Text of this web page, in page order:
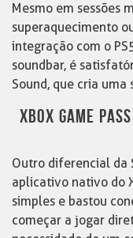
Mesmo em sessões
superaquecimento
integração com o
soundbar, é
Sound, que cria uma
XBOX GAME
Outro diferencial da
aplicativo nativo do
simples e bastou
começar a jogar